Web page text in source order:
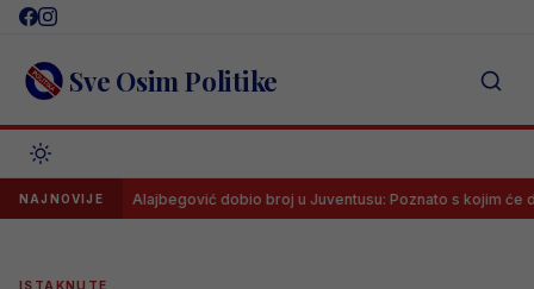
Skip
content Sve Osim Politike
NAJNOVIJEAlajbegović dobio broj u Juventusu: Poznato s kojim će dresom
ISTAKNUTE